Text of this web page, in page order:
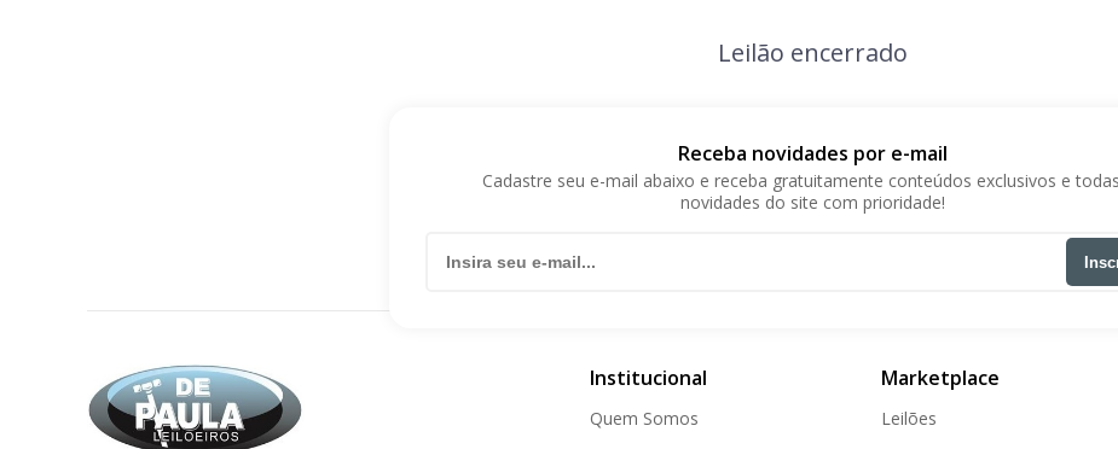
Leilão encerrado
Receba novidades por e-mail
Cadastre seu e-mail abaixo e receba gratuitamente conteúdos exclusivos e
novidades do site com prioridade!
Institucional
Quem Somos
Marketplace
Leilões